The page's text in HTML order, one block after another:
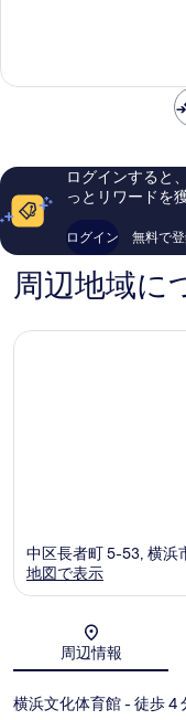
ベ
ー
な
と
い
に
コ
5,391
件
の
口
ミ
ログインすると
っとリワードを
ログイン 無料で
周辺地域に
中区長者町 5-53, 横浜
地図で表示
周辺情報
横浜文化体育館- 徒歩 4